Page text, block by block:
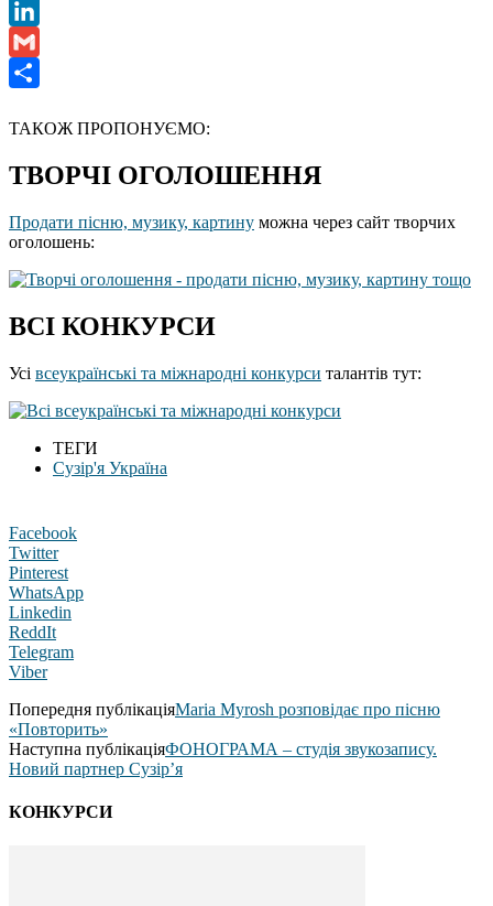
Messenger
LinkedIn
Gmail
ТАКОЖ ПРОПОНУЄМО:
ТВОРЧІ ОГОЛОШЕННЯ
Продати пісню, музику, картину можна через сайт творчих
оголошень:
ВСІ КОНКУРСИ
Усі всеукраїнські та міжнародні конкурси талантів тут:
ТЕГИ
Сузір'я Україна
Facebook
Twitter
Pinterest
WhatsApp
Linkedin
ReddIt
Telegram
Viber
Попередня публікаціяMaria Myrosh розповідає про пісню
«Повторить»
Наступна публікаціяФОНОГРАМА – студія звукозапису.
Новий партнер Сузір’я
КОНКУРСИ